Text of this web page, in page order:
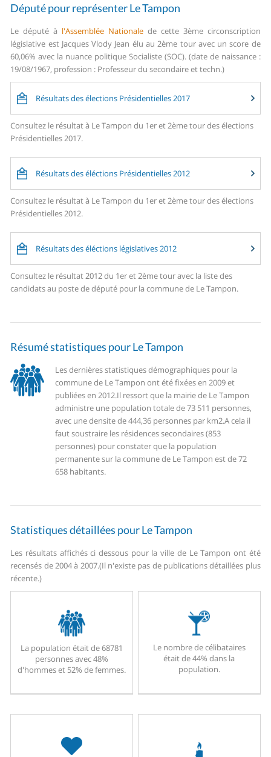
Député pour représenter Le Tampon
Le député à l'Assemblée Nationale de cette 3ème circonscription
législative est Jacques Vlody Jean élu au 2ème tour avec un score de
60,06% avec la nuance politique Socialiste (SOC). (date de naissance :
19/08/1967, profession : Professeur du secondaire et techn.)
Résultats des élections Présidentielles 2017
Consultez le résultat à Le Tampon du 1er et 2ème tour des élections
Présidentielles 2017.
Résultats des éléctions Présidentielles 2012
Consultez le résultat à Le Tampon du 1er et 2ème tour des élections
Présidentielles 2012.
Résultats des éléctions législatives 2012
Consultez le résultat 2012 du 1er et 2ème tour avec la liste des
candidats au poste de député pour la commune de Le Tampon.
Résumé statistiques pour Le Tampon
Les dernières statistiques démographiques pour la
commune de Le Tampon ont été fixées en 2009 et
publiées en 2012.Il ressort que la mairie de Le Tampon
administre une population totale de 73 511 personnes,
avec une densite de 444,36 personnes par km2.A cela il
faut soustraire les résidences secondaires (853
personnes) pour constater que la population
permanente sur la commune de Le Tampon est de 72
658 habitants.
Statistiques détaillées pour Le Tampon
Les résultats affichés ci dessous pour la ville de Le Tampon ont été
recensés de 2004 à 2007.(Il n'existe pas de publications détaillées plus
récente.)
La population était de 68781
personnes avec 48%
d'hommes et 52% de femmes.
Le nombre de célibataires
était de 44% dans la
population.